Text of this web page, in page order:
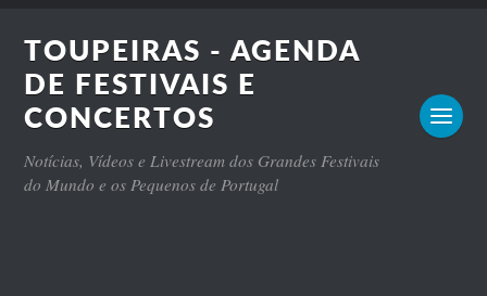
TOUPEIRAS - AGENDA
DE FESTIVAIS E
CONCERTOS
Notícias, Vídeos e Livestream dos Grandes Festivais
do Mundo e os Pequenos de Portugal